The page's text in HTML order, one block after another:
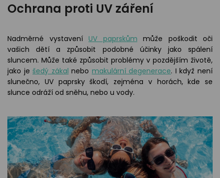
Ochrana proti UV záření
Nadměrné vystavení UV paprskům může poškodit oči
vašich dětí a způsobit podobné účinky jako spálení
sluncem. Může také způsobit problémy v pozdějším životě,
jako je šedý zákal nebo makulární degenerace. I když není
slunečno, UV paprsky škodí, zejména v horách, kde se
slunce odráží od sněhu, nebo u vody.